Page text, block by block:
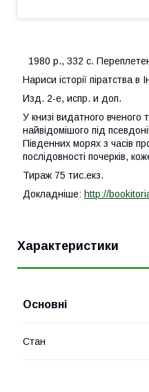
1980 р., 332 с.
Нариси історії піратства
Изд. 2-е, испр. и доп.
У книзі видатного вченого
найвідомішого під
Південних морях з часів
послідовності почерків,
Тираж 75 тис.екз.
Докладніше: http://
Характеристики
Основні
Стан